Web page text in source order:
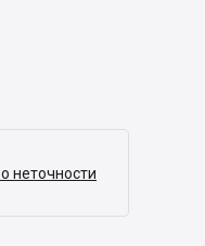
неточности